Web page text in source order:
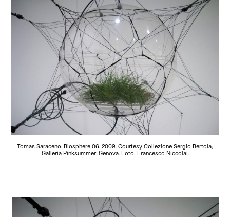
Tomas Saraceno, Biosphere 06, 2009. Courtesy Collezione Sergio Bertola;
Galleria Pinksummer, Genova. Foto: Francesco Niccolai.